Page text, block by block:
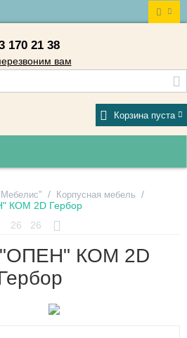
170 21 38
вам
Корзина пуста
/ Корпусная мебель /
КОМ 2D Гербор
26
26
КОМ 2D